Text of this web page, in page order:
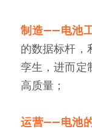
制造——电池
的数据标杆，
孪生，进而定
高质量；
运营——电池